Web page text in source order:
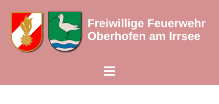
springen
Menü